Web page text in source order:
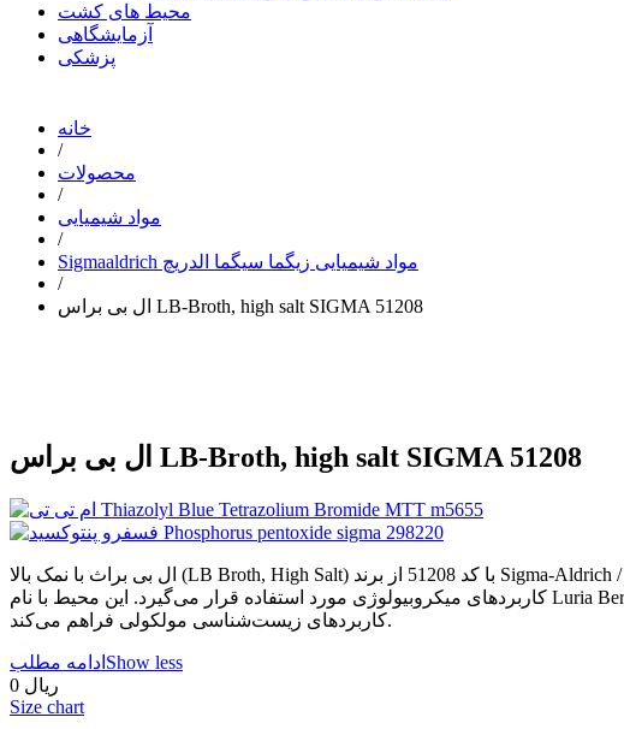
محیط های کشت
آزمایشگاهی
پزشکی
خانه
/
محصولات
/
مواد شیمیایی
/
Sigmaaldrich مواد شیمیایی زیگما سیگما الدریچ
/
ال بی براس LB-Broth, high salt SIGMA 51208
ال بی براس LB-Broth, high salt SIGMA 51208
ال بی براث با نمک بالا (LB Broth, High Salt) با کد 51208 از برند Sigma-Aldrich / Millipore یک محیط کشت میکروبی پودری و غیرانتخابی است که برای رشد و تکثیر باکتری Escherichia coli (E. coli) و سایر
کاربردهای میکروبیولوژی مورد استفاده قرار می‌گیرد. این محیط با نام Luria Bertani Broth, high salt نیز شناخته می‌شود و به دلیل ترکیب استاندارد مواد مغذی، محیطی مناسب برای رشد سریع باکتری‌ها و
کاربردهای زیست‌شناسی مولکولی فراهم می‌کند.
ادامه مطلب Show less
0 ریال
Size chart